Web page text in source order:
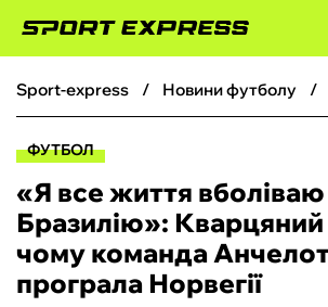
ФУТБОЛ
БОКС
ХОКЕЙ
sport-express новини футболу
ФУТБОЛ
«Я все життя вболіваю
Бразилію»: Кварцяний
чому команда
програла Норвегії